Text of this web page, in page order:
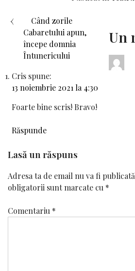
Navigare
Când zorile
Cabaretului apun,
începe domnia
Întunericului
Un
Cris spune:
13 noiembrie 2021 la 4:30
Foarte bine scris! Bravo!
Răspunde
Lasă un răspuns
Adresa ta de email nu va fi
obligatorii sunt marcate cu *
Comentariu *